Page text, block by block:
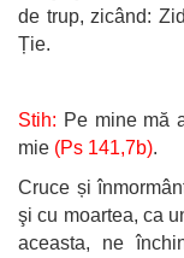
de trup, zicând:
Ție.
Stih: Pe mine mă
mie (Ps 141,7b).
Cruce și
şi cu moartea, ca
aceasta, ne